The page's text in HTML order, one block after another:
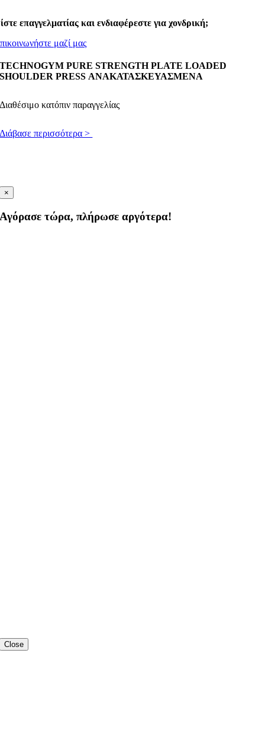
επαγγελματίας και ενδιαφέρεστε για χονδρική;
μαζί μας
TECHNOGYM PURE STRENGTH PLATE LOADED
SHOULDER PRESS ΑΝΑΚΑΤΑΣΚΕΥΑΣΜΕΝΑ
Διαθέσιμο κατόπιν παραγγελίας
Διάβασε περισσότερα >
×
Αγόρασε τώρα, πλήρωσε αργότερα!
Close